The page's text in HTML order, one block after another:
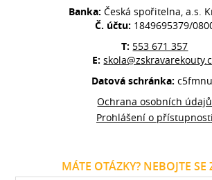
Banka:Česká spořitelna, a.s.
Č. účtu: 1849695379/
T: 553 671 357
E:
Datová schránka:
Ochrana osobních údajů
Prohlášení o přístupnosti
MÁTE OTÁZKY? NEBOJTE SE